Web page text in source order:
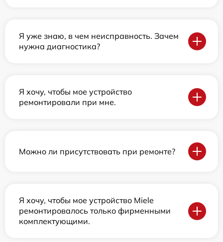
Я уже знаю, в чем неисправность. Зачем
нужна диагностика?
Я хочу, чтобы мое устройство
ремонтировали при мне.
Можно ли присутствовать при ремонте?
Я хочу, чтобы мое устройство Miele
ремонтировалось только фирменными
комплектующими.